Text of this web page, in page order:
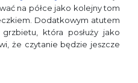
na półce jako kolejny tom
Dodatkowym atutem
która posłuży jako
że czytanie będzie jeszcze